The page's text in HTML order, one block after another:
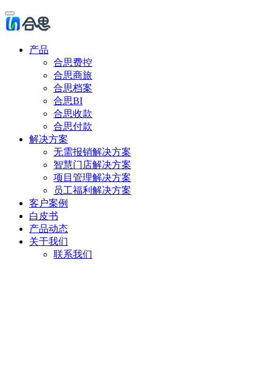
产品
合思费控
合思商旅
合思档案
合思BI
合思收款
合思付款
解决方案
无需报销解决方案
智慧门店解决方案
项目管理解决方案
员工福利解决方案
客户案例
白皮书
产品动态
关于我们
联系我们